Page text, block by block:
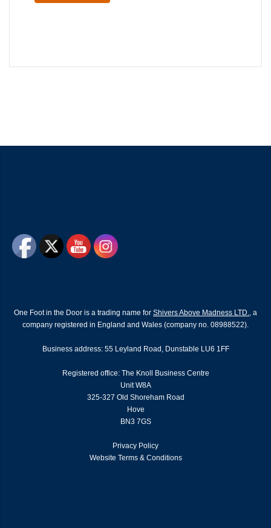
One Foot in the Door is a trading name for Shivers Above Madness LTD., a
company registered in England and Wales (company no. 08988522).
Business address: 55 Leyland Road, Dunstable LU6 1FF
Registered office: The Knoll Business Centre
Unit W8A
325-327 Old Shoreham Road
Hove
BN3 7GS
Privacy Policy
Website Terms & Conditions